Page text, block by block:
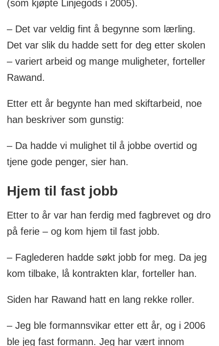
(som kjøpte Linjegods i 2005).
– Det var veldig fint å begynne som lærling.
Det var slik du hadde sett for deg etter skolen
– variert arbeid og mange muligheter, forteller
Rawand.
Etter ett år begynte han med skiftarbeid, noe
han beskriver som gunstig:
– Da hadde vi mulighet til å jobbe overtid og
tjene gode penger, sier han.
Hjem til fast jobb
Etter to år var han ferdig med fagbrevet og dro
på ferie – og kom hjem til fast jobb.
– Faglederen hadde søkt jobb for meg. Da jeg
kom tilbake, lå kontrakten klar, forteller han.
Siden har Rawand hatt en lang rekke roller.
– Jeg ble formannsvikar etter ett år, og i 2006
ble jeg fast formann. Jeg har vært innom